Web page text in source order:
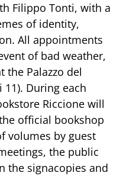
Filippo Tonti, with a
of identity,
All appointments
of bad weather,
the Palazzo del
11). During each
Riccione will
official bookshop
volumes by guest
the public
the signacopies and